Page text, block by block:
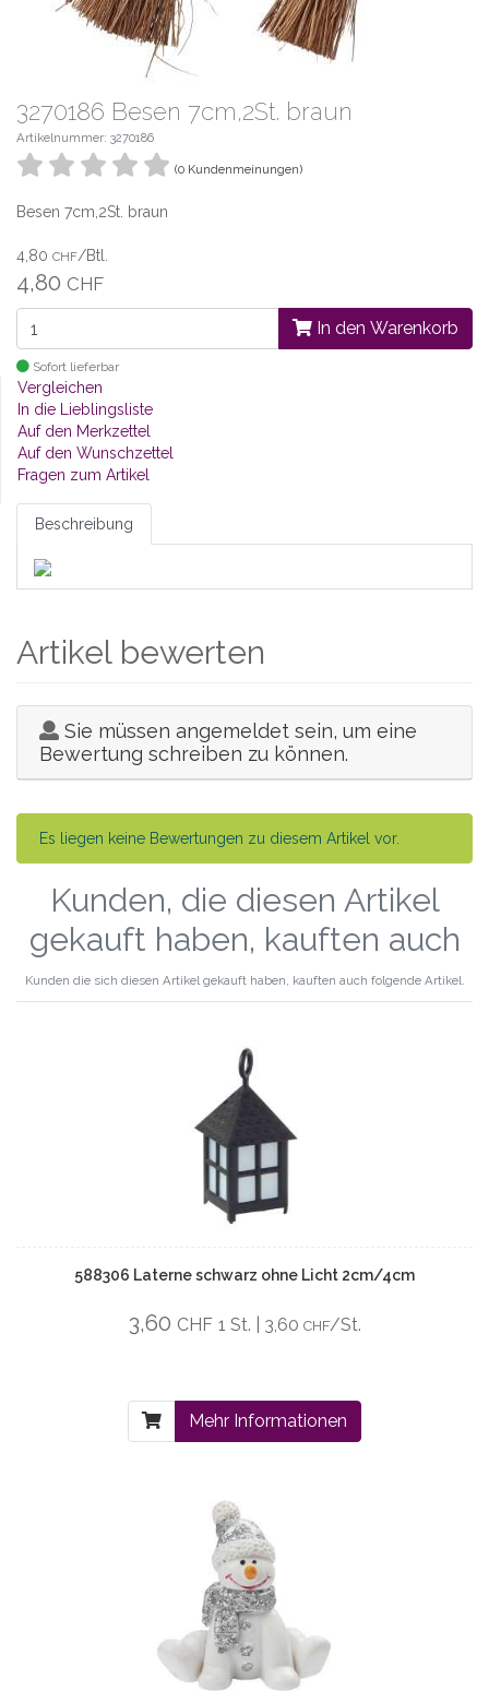
3270186 Besen 7cm,2St. braun
Artikelnummer: 3270186
(0 Kundenmeinungen)
Besen 7cm,2St. braun
4,80 CHF/Btl.
4,80 CHF
In den Warenkorb
Sofort lieferbar
Vergleichen
In die Lieblingsliste
Auf den Merkzettel
Auf den Wunschzettel
Fragen zum Artikel
Beschreibung
Artikel bewerten
Sie müssen angemeldet sein, um eine
Bewertung schreiben zu können.
Es liegen keine Bewertungen zu diesem Artikel vor.
Kunden, die diesen Artikel
gekauft haben, kauften auch
Kunden die sich diesen Artikel gekauft haben, kauften auch folgende Artikel.
588306 Laterne schwarz ohne Licht 2cm/4cm
3,60 CHF 1 St. | 3,60 CHF/St.
Mehr Informationen